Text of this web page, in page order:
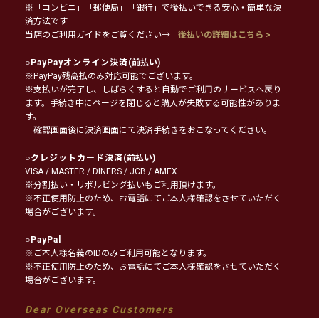
※「コンビニ」「郵便局」「銀行」で後払いできる安心・簡単な決
済方法です
当店のご利用ガイドをご覧ください→
後払いの詳細はこちら >
○PayPayオンライン決済(前払い)
※PayPay残高払のみ対応可能でございます。
※支払いが完了し、しばらくすると自動でご利用のサービスへ戻り
ます。手続き中にページを閉じると購入が失敗する可能性がありま
す。
確認画面後に決済画面にて決済手続きをおこなってください。
○クレジットカード決済(前払い)
VISA / MASTER / DINERS / JCB / AMEX
※分割払い・リボルビング払いもご利用頂けます。
※不正使用防止のため、お電話にてご本人様確認をさせていただく
場合がございます。
○PayPal
※ご本人様名義のIDのみご利用可能となります。
※不正使用防止のため、お電話にてご本人様確認をさせていただく
場合がございます。
Dear Overseas Customers